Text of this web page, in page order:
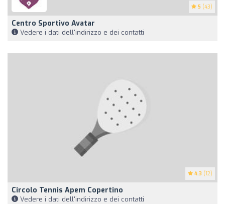
5 (43)
Centro Sportivo Avatar
Vedere i dati dell'indirizzo e dei contatti
4.3 (12)
Circolo Tennis Apem Copertino
Vedere i dati dell'indirizzo e dei contatti